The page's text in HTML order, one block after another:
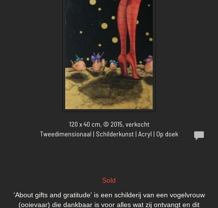
120 x 40 cm, © 2015, verkocht
Tweedimensionaal | Schilderkunst | Acryl | Op doek
Sold
'About gifts and gratitude' is een schilderij van een vogelvrouw
(ooievaar) die dankbaar is voor alles wat zij ontvangt en dit